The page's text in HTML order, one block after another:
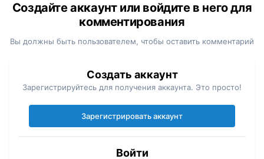
Создайте аккаунт или войдите в него для
комментирования
Вы должны быть пользователем, чтобы оставить комментарий
Создать аккаунт
Зарегистрируйтесь для получения аккаунта. Это просто!
Зарегистрировать аккаунт
Войти